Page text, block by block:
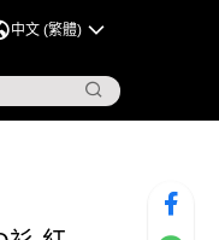
中文 (繁體)